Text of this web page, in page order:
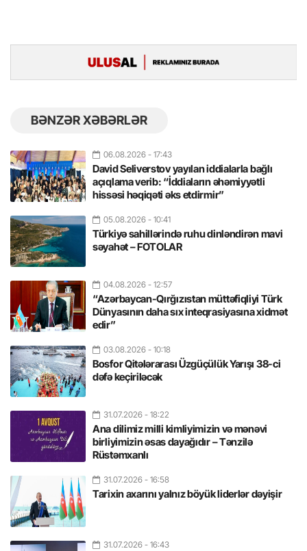
BƏNZƏR XƏBƏRLƏR
06.08.2026 - 17:43
David Seliverstov yayılan iddialarla bağlı
açıqlama verib: “İddiaların əhəmiyyətli
hissəsi həqiqəti əks etdirmir”
05.08.2026 - 10:41
Türkiyə sahillərində ruhu dinləndirən mavi
səyahət – FOTOLAR
04.08.2026 - 12:57
“Azərbaycan-Qırğızıstan müttəfiqliyi Türk
Dünyasının daha sıx inteqrasiyasına xidmət
edir”
03.08.2026 - 10:18
Bosfor Qitələrarası Üzgüçülük Yarışı 38-ci
dəfə keçiriləcək
31.07.2026 - 18:22
Ana dilimiz milli kimliyimizin və mənəvi
birliyimizin əsas dayağıdır – Tənzilə
Rüstəmxanlı
31.07.2026 - 16:58
Tarixin axarını yalnız böyük liderlər dəyişir
31.07.2026 - 16:43